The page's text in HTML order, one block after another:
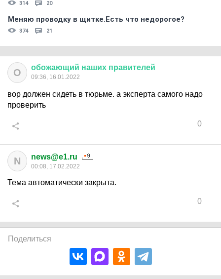
314 20
Меняю проводку в щитке.Есть что недорогое?
374 21
О обожающий наших правителей
09:36, 16.01.2022
вор должен сидеть в тюрьме. а эксперта самого надо
проверить
0
N news@e1.ru
00:08, 17.02.2022
Тема автоматически закрыта.
0
Поделиться